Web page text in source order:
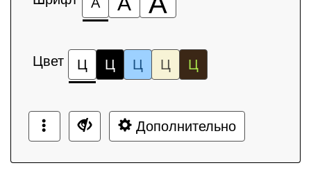
Цвет Ц Ц Ц Ц Ц
Дополнительно